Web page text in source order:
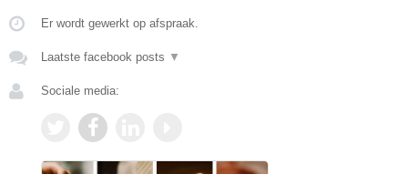
Er wordt gewerkt op afspraak.
Laatste facebook posts ▼
Sociale media: